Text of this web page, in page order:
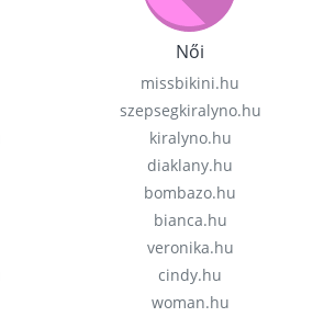
Női
missbikini.hu
szepsegkiralyno.hu
kiralyno.hu
diaklany.hu
bombazo.hu
bianca.hu
veronika.hu
cindy.hu
woman.hu